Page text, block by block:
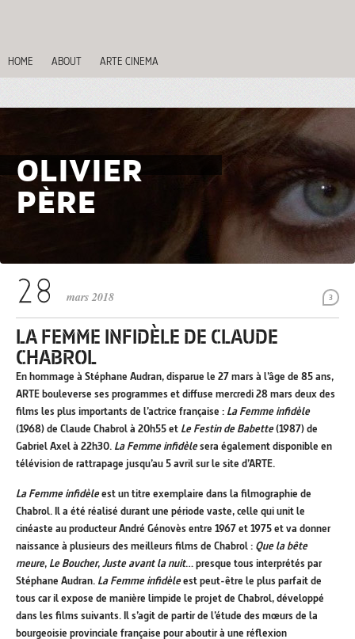
HOME ABOUT ARTE CINEMA
OLIVIER
PÈRE
3
mars 2018
LA FEMME INFIDÈLE DE CLAUDE
CHABROL
En hommage à Stéphane Audran, disparue le 27 mars à l’âge de 85 ans,
ARTE bouleverse ses programmes et diffuse mercredi 28 mars deux des
films les plus importants de l’actrice française : La Femme infidèle
(1968) de Claude Chabrol à 20h55 et Le Festin de Babette(1987) de
Gabriel Axel à 22h30. La Femme infidèlesera également disponible en
télévision de rattrapage jusqu’au 5 avril sur le site d’ARTE.
La Femme infidèleest un titre exemplaire dans la filmographie de
Chabrol. Il a été réalisé durant une période vaste, celle qui unit le
cinéaste au producteur André Génovès entre 1967 et 1975 et va donner
naissance à plusieurs des meilleurs films de Chabrol : Que la bête
meure, Le Boucher,Juste avant la nuit… presque tous interprétés par
Stéphane Audran. La Femme infidèleest peut-être le plus parfait de
tous car il expose de manière limpide le projet de Chabrol, développé
dans les films suivants. Il s’agit de partir de l’étude des mœurs de la
bourgeoisie provinciale française pour aboutir à une réflexion